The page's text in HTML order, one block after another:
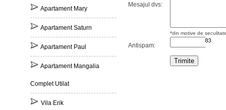
Apartament Mary
Apartament Saturn
Apartament Paul
Apartament Mangalia
Complet Utilat
Vila Erik
Mesajul dvs:
*din motive de
Antispam: